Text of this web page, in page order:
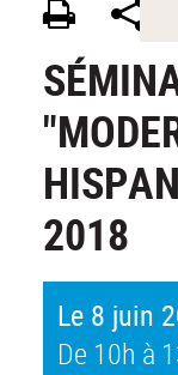
2018
Le 8 juin
De 10h à